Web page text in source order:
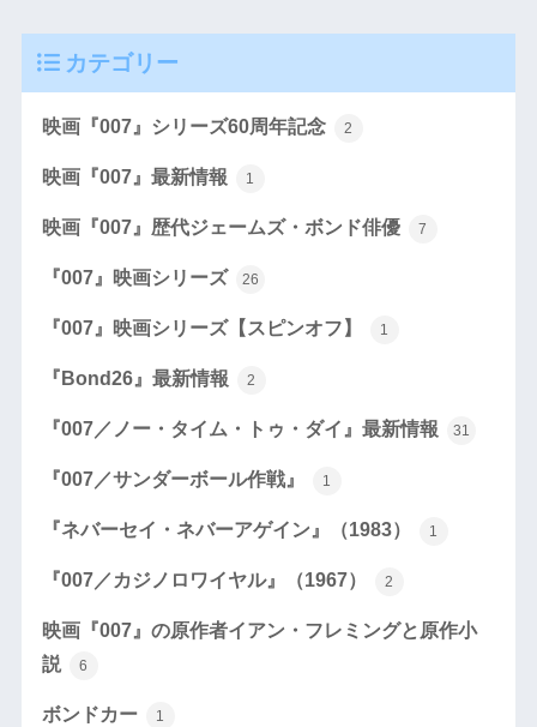
カテゴリー
映画『007』シリーズ60周年記念 2
映画『007』最新情報 1
映画『007』歴代ジェームズ・ボンド俳優 7
『007』映画シリーズ 26
『007』映画シリーズ【スピンオフ】 1
『Bond26』最新情報 2
『007／ノー・タイム・トゥ・ダイ』最新情報 31
『007／サンダーボール作戦』 1
『ネバーセイ・ネバーアゲイン』（1983） 1
『007／カジノロワイヤル』（1967） 2
映画『007』の原作者イアン・フレミングと原作小
説
6
ボンドカー 1